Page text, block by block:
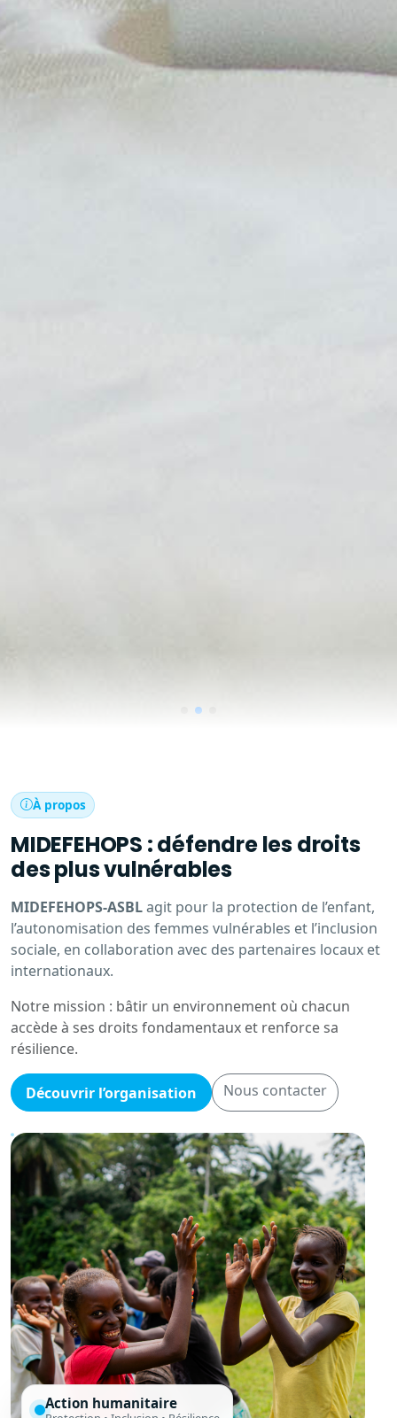
À propos
MIDEFEHOPS : défendre les droits
des plus vulnérables
MIDEFEHOPS-ASBLagit pour la protection de l’enfant,
l’autonomisation des femmes vulnérables et l’inclusion
sociale, en collaboration avec des partenaires locaux et
internationaux.
Notre mission : bâtir un environnement où chacun
accède à ses droits fondamentaux et renforce sa
résilience.
Découvrir l’organisation Nous contacter
Action humanitaire